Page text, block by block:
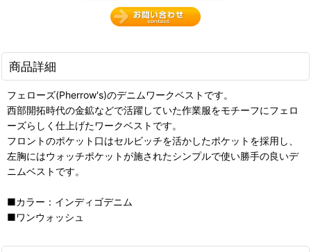
商品詳細
フェローズ(Pherrow's)のデニムワークベストです。
西部開拓時代の金鉱などで活躍していた作業服をモチーフにフェロ
ーズらしく仕上げたワークベストです。
フロントのポケット口はセルビッチを活かしたポケットを採用し、
左胸にはウォッチポケットが施されたシンプルで使い勝手の良いデ
ニムベストです。
■カラー：インディゴデニム
■ワンウォッシュ